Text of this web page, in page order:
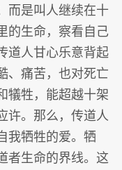
而是叫人继续在十
的生命，察看自己
道人甘心乐意背起
、痛苦，也对死亡
犠牲，能超越十架
许。那么，传道人
我牺牲的爱。牺
者生命的界线。这